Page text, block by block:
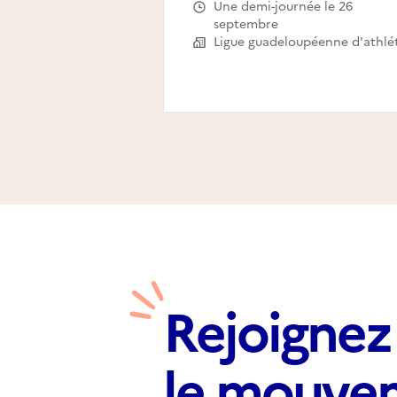
Une demi-journée le 26
septembre
Rejoignez